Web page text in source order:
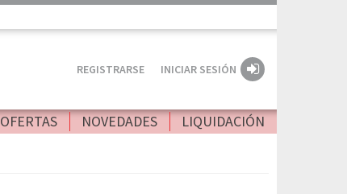
REGISTRARSE INICIAR SESIÓN
OFERTAS NOVEDADES LIQUIDACIÓN